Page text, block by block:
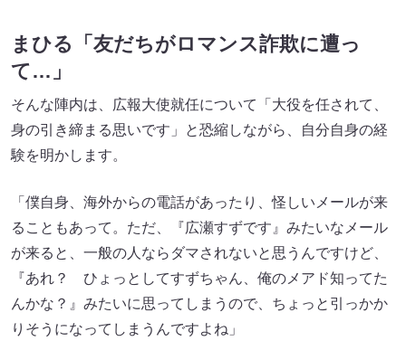
まひる「友だちがロマンス詐欺に遭っ
て…」
そんな陣内は、広報大使就任について「大役を任されて、
身の引き締まる思いです」と恐縮しながら、自分自身の経
験を明かします。
「僕自身、海外からの電話があったり、怪しいメールが来
ることもあって。ただ、『広瀬すずです』みたいなメール
が来ると、一般の人ならダマされないと思うんですけど、
『あれ？ ひょっとしてすずちゃん、俺のメアド知ってた
んかな？』みたいに思ってしまうので、ちょっと引っかか
りそうになってしまうんですよね」